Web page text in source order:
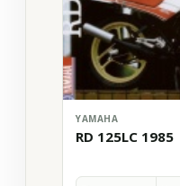
YAMAHA
RD 125LC 1985